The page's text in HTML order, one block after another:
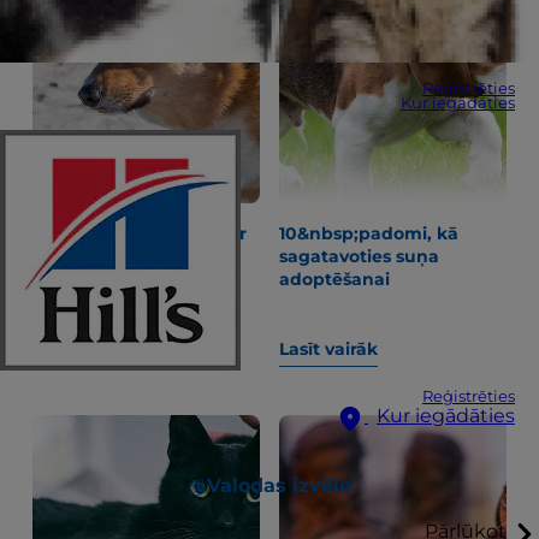
Reģistrēties
Kur iegādāties
Reģistrēties
Kur iegādāties
Valodas izvēle
Pārlūkot
"Kāpēc manam sunim ir
aizcietējums?" un citi
jautājumi par kuņģa-
zarnu traktu
Lasīt vairāk
10&nbsp;padomi, kā
sagatavoties suņa
adoptēšanai
Lasīt vairāk